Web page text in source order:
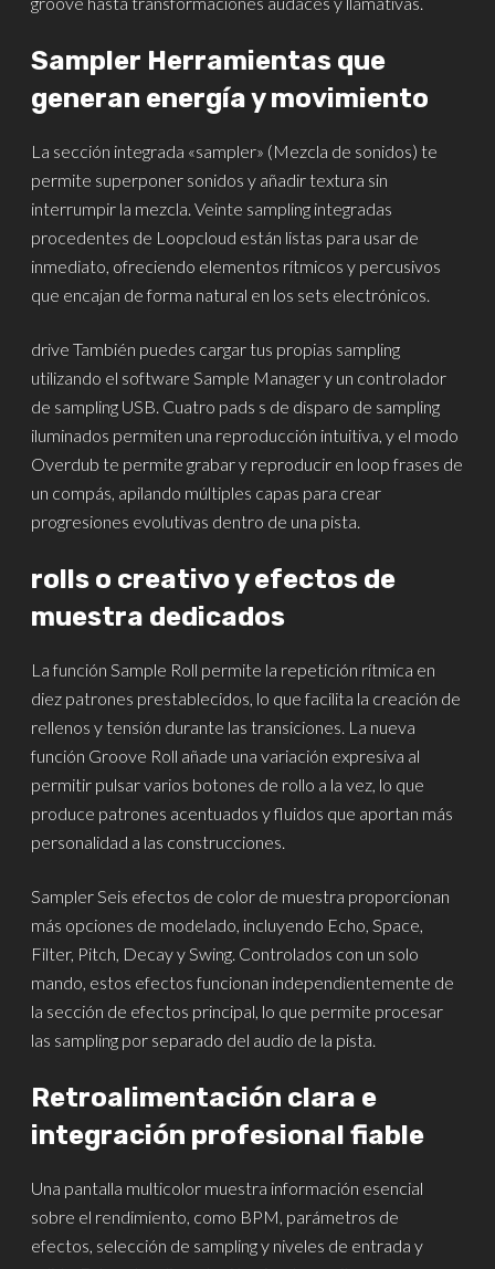
Sampler Herramientas que
generan energía y movimiento
La sección integrada «sampler» (Mezcla de sonidos) te
permite superponer sonidos y añadir textura sin
interrumpir la mezcla. Veinte sampling integradas
procedentes de Loopcloud están listas para usar de
inmediato, ofreciendo elementos rítmicos y percusivos
que encajan de forma natural en los sets electrónicos.
drive También puedes cargar tus propias sampling
utilizando el software Sample Manager y un controlador
de sampling USB. Cuatro pads s de disparo de sampling
iluminados permiten una reproducción intuitiva, y el modo
Overdub te permite grabar y reproducir en loop frases de
un compás, apilando múltiples capas para crear
progresiones evolutivas dentro de una pista.
rolls o creativo y efectos de
muestra dedicados
La función Sample Roll permite la repetición rítmica en
diez patrones prestablecidos, lo que facilita la creación de
rellenos y tensión durante las transiciones. La nueva
función Groove Roll añade una variación expresiva al
permitir pulsar varios botones de rollo a la vez, lo que
produce patrones acentuados y fluidos que aportan más
personalidad a las construcciones.
Sampler Seis efectos de color de muestra proporcionan
más opciones de modelado, incluyendo Echo, Space,
Filter, Pitch, Decay y Swing. Controlados con un solo
mando, estos efectos funcionan independientemente de
la sección de efectos principal, lo que permite procesar
las sampling por separado del audio de la pista.
Retroalimentación clara e
integración profesional fiable
Una pantalla multicolor muestra información esencial
sobre el rendimiento, como BPM, parámetros de
efectos, selección de sampling y niveles de entrada y